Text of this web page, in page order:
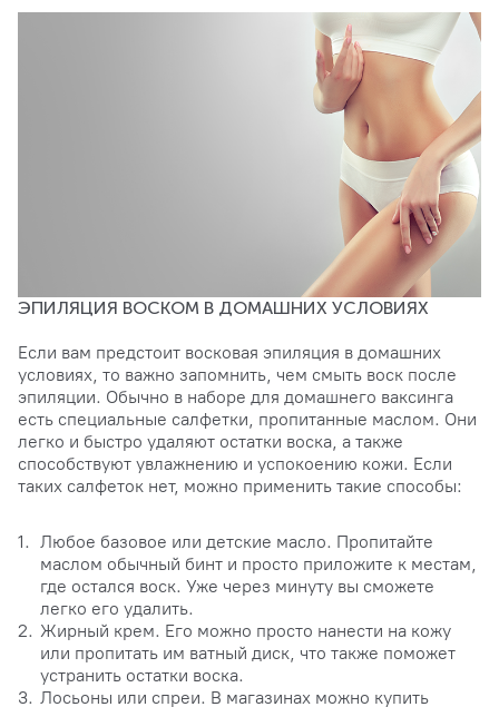
ЭПИЛЯЦИЯ ВОСКОМ В ДОМАШНИХ УСЛОВИЯХ
Если вам предстоит восковая эпиляция в домашних
условиях, то важно запомнить, чем смыть воск после
эпиляции. Обычно в наборе для домашнего ваксинга
есть специальные салфетки, пропитанные маслом. Они
легко и быстро удаляют остатки воска, а также
способствуют увлажнению и успокоению кожи. Если
таких салфеток нет, можно применить такие способы:
Любое базовое или детские масло. Пропитайте
маслом обычный бинт и просто приложите к местам,
где остался воск. Уже через минуту вы сможете
легко его удалить.
Жирный крем. Его можно просто нанести на кожу
или пропитать им ватный диск, что также поможет
устранить остатки воска.
Лосьоны или спреи. В магазинах можно купить